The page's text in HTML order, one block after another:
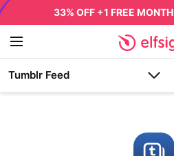
33% OFF +1 FREE MONTH
Tumblr Feed